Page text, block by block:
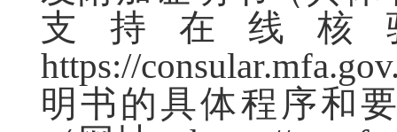
支持在线核
https://
明书的具体程序和